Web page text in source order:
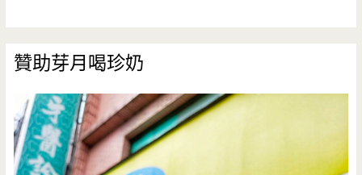
贊助芽月喝珍奶